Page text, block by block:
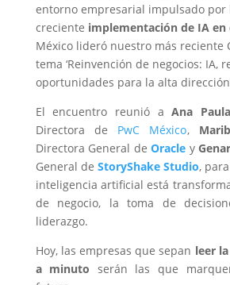
entorno empresarial impulsado por
creciente implementación de IA en
México lideró nuestro más reciente
tema ‘Reinvención de negocios: IA,
oportunidades para la alta
El encuentro reunió aAna Paula
Directora de PwC México,
Directora General deOracle y
General de StoryShake Studio,
inteligencia artificial está
de negocio, la toma de
liderazgo.
Hoy, las empresas que sepan leer
a minuto serán las que